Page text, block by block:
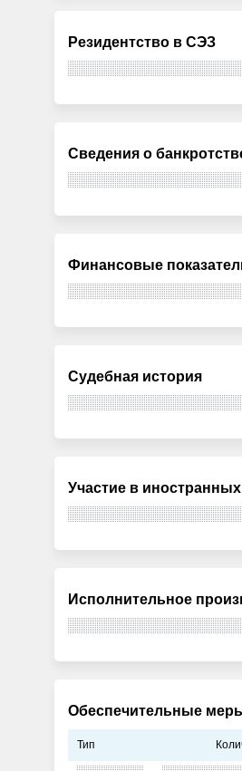
Резидентство в СЭЗ
Сведения о
Финансовые
Судебная история
Участие в
Исполнительное
Обеспечительные
Тип